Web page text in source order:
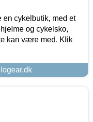
cykelbutik, med et
og cykelsko,
kan være med. Klik